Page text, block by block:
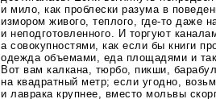
и мило, как проблески разума в
измором живого, теплого, где-то даже
и неподготовленного. И торгуют
а совокупностями, как если бы книги
одежда объемами, еда площадями и
Вот вам калкана, тюрбо, пикши,
на квадратный метр; если угодно,
и лаврака крупнее, вместо мольвы